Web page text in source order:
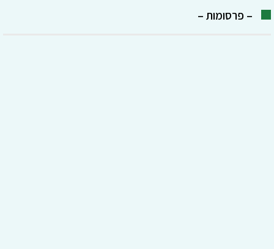
– פרסומות –